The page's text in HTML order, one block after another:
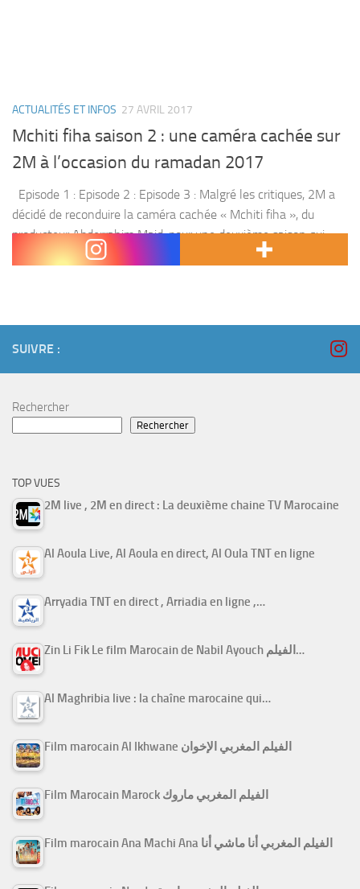
ACTUALITÉS ET INFOS 27 AVRIL 2017
Mchiti fiha saison 2 : une caméra cachée sur
2M à l’occasion du ramadan 2017
Episode 1 : Episode 2 : Episode 3 : Malgré les critiques, 2M a
décidé de reconduire la caméra cachée « Mchiti fiha », du
producteur Abderrahim Majd, pour une deuxième saison qui
sera diffusée...
SUIVRE :
Rechercher
Rechercher
TOP VUES
2M live , 2M en direct : La deuxième chaine TV Marocaine
Al Aoula Live, Al Aoula en direct, Al Oula TNT en ligne
Arryadia TNT en direct , Arriadia en ligne ,…
Zin Li Fik Le film Marocain de Nabil Ayouch الفيلم…
Al Maghribia live : la chaîne marocaine qui…
Film marocain Al Ikhwane الفيلم المغربي الإخوان
Film Marocain Marock الفيلم المغربي ماروك
Film marocain Ana Machi Ana الفيلم المغربي أنا ماشي أنا